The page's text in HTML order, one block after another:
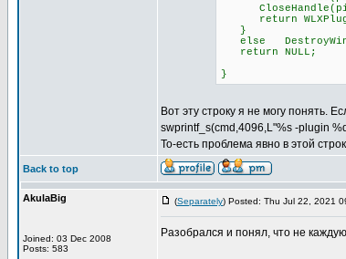
return
}
else
return NULL;
}
Вот эту строку я не могу понять.
swprintf_s(cmd,4096,L"%s -plugin
То-есть проблема явно в этой
Back to top
AkulaBig
Joined: 03 Dec 2008
Posts: 583
(Separately) Posted: Thu Jul 22, 2021
Разобрался и понял, что не